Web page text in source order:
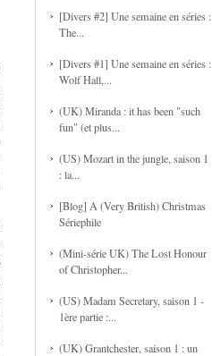
[Divers #2] Une semaine en séries :
The...
[Divers #1] Une semaine en séries :
Wolf Hall,...
(UK) Miranda : it has been "such
fun" (et plus...
(US) Mozart in the jungle, saison 1
: la...
[Blog] A (Very British) Christmas
Sériephile
(Mini-série UK) The Lost Honour
of Christopher...
(US) Madam Secretary, saison 1 -
1ère partie :...
(UK) Grantchester, saison 1 : un